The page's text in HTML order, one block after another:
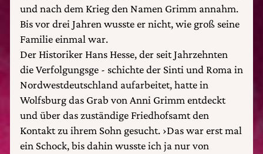
und nach dem Krieg den Namen Grimm annahm.
Bis vor drei Jahren wusste er nicht, wie groß seine
Familie einmal war.
Der Historiker Hans Hesse, der seit Jahrzehnten
die Verfolgungsge - schichte der Sinti und Roma in
Nordwestdeutschland aufarbeitet, hatte in
Wolfsburg das Grab von Anni Grimm entdeckt
und über das zuständige Friedhofsamt den
Kontakt zu ihrem Sohn gesucht. ›Das war erst mal
ein Schock, bis dahin wusste ich ja nur von